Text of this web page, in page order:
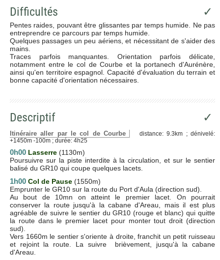
Difficultés ✓
Pentes raides, pouvant être glissantes par temps humide. Ne pas
entreprendre ce parcours par temps humide.
Quelques passages un peu aériens, et nécessitant de s'aider des
mains.
Traces parfois manquantes. Orientation parfois délicate,
notamment entre le col de Courbe et la portanech d'Aurénère,
ainsi qu'en territoire espagnol. Capacité d'évaluation du terrain et
bonne capacité d'orientation nécessaires.
Descriptif ✓
Itinéraire aller par le col de Courbe
distance: 9.3km ; dénivelé:
+1450m -100m ; durée: 4h25
0h00 Lasserre (1130m)
Poursuivre sur la piste interdite à la circulation, et sur le sentier
balisé du GR10 qui coupe quelques lacets.
1h00 Col de Pause (1550m)
Emprunter le GR10 sur la route du Port d'Aula (direction sud).
Au bout de 10mn on atteint le premier lacet. On pourrait
conserver la route jusqu'à la cabane d'Areau, mais il est plus
agréable de suivre le sentier du GR10 (rouge et blanc) qui quitte
la route dans le premier lacet pour monter tout droit (direction
sud).
Vers 1660m le sentier s'oriente à droite, franchit un petit ruisseau
et rejoint la route. La suivre brièvement, jusqu'à la cabane
d'Areau.